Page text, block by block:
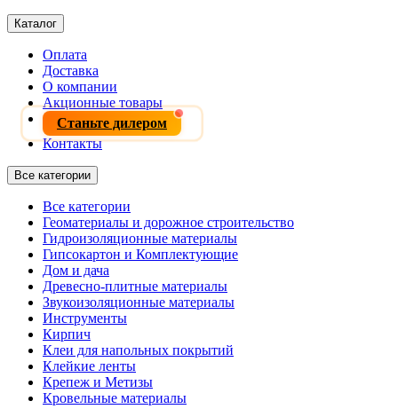
Каталог
Оплата
Доставка
О компании
Акционные товары
Станьте дилером
Контакты
Все категории
Все категории
Геоматериалы и дорожное строительство
Гидроизоляционные материалы
Гипсокартон и Комплектующие
Дом и дача
Древесно-плитные материалы
Звукоизоляционные материалы
Инструменты
Кирпич
Клеи для напольных покрытий
Клейкие ленты
Крепеж и Метизы
Кровельные материалы